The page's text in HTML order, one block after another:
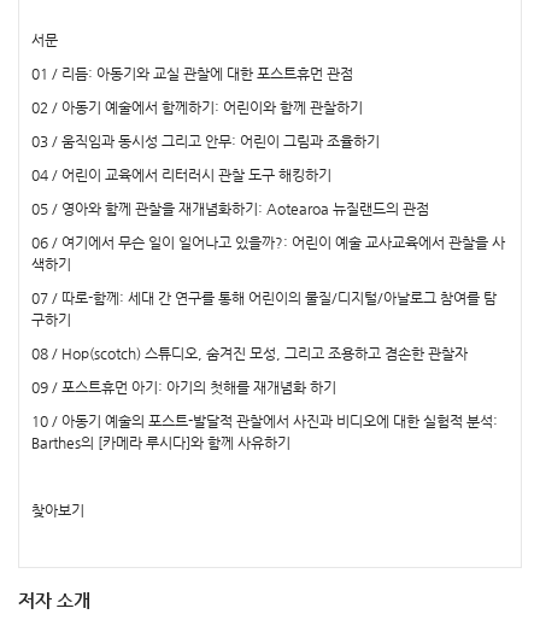
서문
01 / 리듬: 아동기와 교실 관찰에 대한 포스트휴먼 관점
02 / 아동기 예술에서 함께하기: 어린이와 함께 관찰하기
03 / 움직임과 동시성 그리고 안무: 어린이 그림과 조율하기
04 / 어린이 교육에서 리터러시 관찰 도구 해킹하기
05 / 영아와 함께 관찰을 재개념화하기: Aotearoa 뉴질랜드의 관점
06 / 여기에서 무슨 일이 일어나고 있을까?: 어린이 예술 교사교육에서 관찰을 사
색하기
07 / 따로-함께: 세대 간 연구를 통해 어린이의 물질/디지털/아날로그 참여를 탐
구하기
08 / Hop(scotch) 스튜디오, 숨겨진 모성, 그리고 조용하고 겸손한 관찰자
09 / 포스트휴먼 아기: 아기의 첫해를 재개념화 하기
10 / 아동기 예술의 포스트-발달적 관찰에서 사진과 비디오에 대한 실험적 분석:
Barthes의 [카메라 루시다]와 함께 사유하기
찾아보기
저자 소개